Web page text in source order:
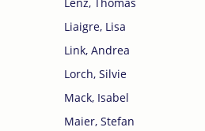
Liaigre, Lisa
Link, Andrea
Lorch, Silvie
Mack, Isabel
Maier, Stefan